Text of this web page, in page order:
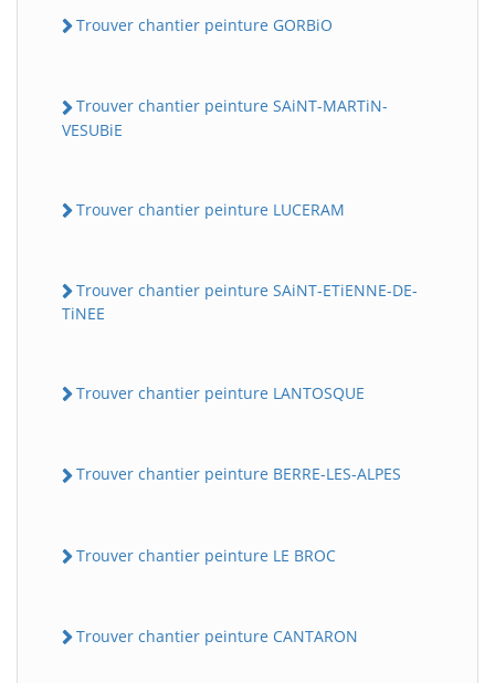
Trouver chantier peinture GORBiO
Trouver chantier peinture SAiNT-MARTiN-
VESUBiE
Trouver chantier peinture LUCERAM
Trouver chantier peinture SAiNT-ETiENNE-DE-
TiNEE
Trouver chantier peinture LANTOSQUE
Trouver chantier peinture BERRE-LES-ALPES
Trouver chantier peinture LE BROC
Trouver chantier peinture CANTARON